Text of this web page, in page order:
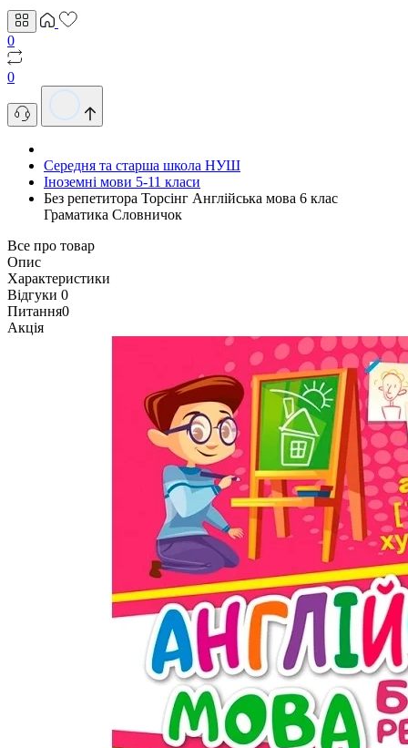
0
0
Середня та старша школа НУШ
Іноземні мови 5-11 класи
Без репетитора Торсінг Англійська мова 6 клас
Граматика Словничок
Все про товар
Опис
Характеристики
Відгуки 0
Питання0
Акція